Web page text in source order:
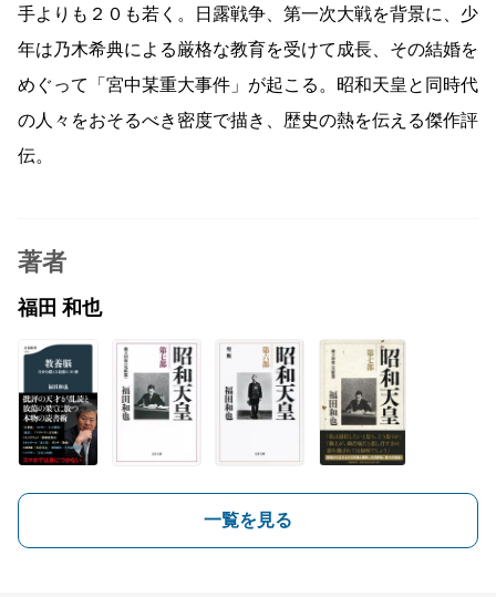
手よりも２０も若く。日露戦争、第一次大戦を背景に、少
年は乃木希典による厳格な教育を受けて成長、その結婚を
めぐって「宮中某重大事件」が起こる。昭和天皇と同時代
の人々をおそるべき密度で描き、歴史の熱を伝える傑作評
伝。
著者
福田 和也
一覧を見る